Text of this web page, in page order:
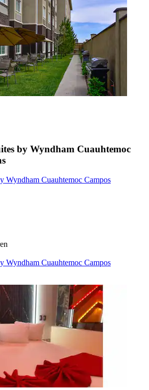
by Wyndham Cuauhtemoc
Wyndham Cuauhtemoc Campos
Wyndham Cuauhtemoc Campos